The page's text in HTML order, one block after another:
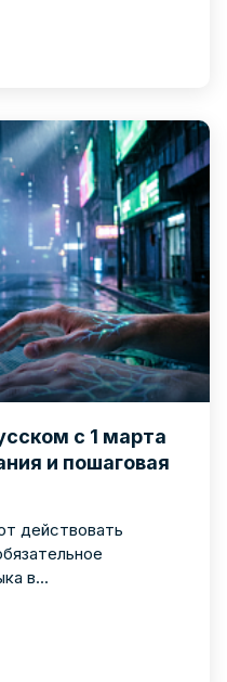
с 1 марта
и пошаговая
действовать
в...